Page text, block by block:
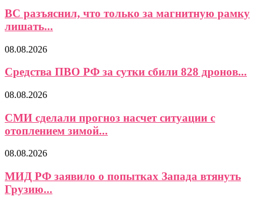
ВС разъяснил, что только за магнитную рамку
лишать...
08.08.2026
Средства ПВО РФ за сутки сбили 828 дронов...
08.08.2026
СМИ сделали прогноз насчет ситуации с
отоплением зимой...
08.08.2026
МИД РФ заявило о попытках Запада втянуть
Грузию...